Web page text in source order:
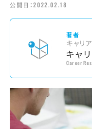
公開日：2022.02.18
著者
キャリ
キャ